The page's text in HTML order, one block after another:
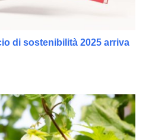
di sostenibilità 2025 arriva